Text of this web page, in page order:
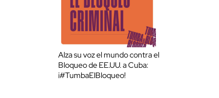
Alza su voz el mundo contra el
Bloqueo de EE.UU. a Cuba:
¡#TumbaElBloqueo!